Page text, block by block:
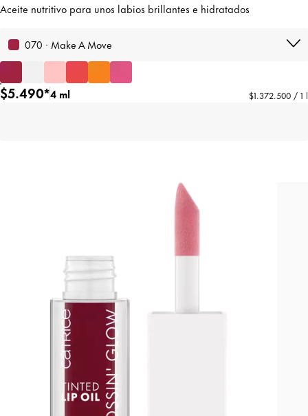
Aceite nutritivo para unos labios brillantes e hidratados
070 · Make A Move
$5.490*4 ml $1.372.500 / 1 l